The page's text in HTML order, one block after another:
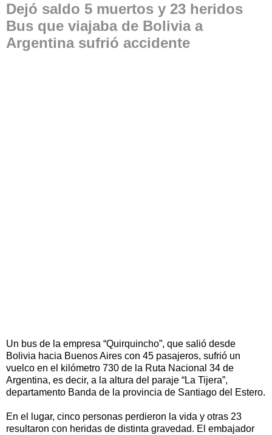
Dejó saldo 5 muertos y 23 heridos
Bus que viajaba de Bolivia a
Argentina sufrió accidente
Un bus de la empresa “Quirquincho”, que salió desde
Bolivia hacia Buenos Aires con 45 pasajeros, sufrió un
vuelco en el kilómetro 730 de la Ruta Nacional 34 de
Argentina, es decir, a la altura del paraje “La Tijera”,
departamento Banda de la provincia de Santiago del Estero.
En el lugar, cinco personas perdieron la vida y otras 23
resultaron con heridas de distinta gravedad. El embajador